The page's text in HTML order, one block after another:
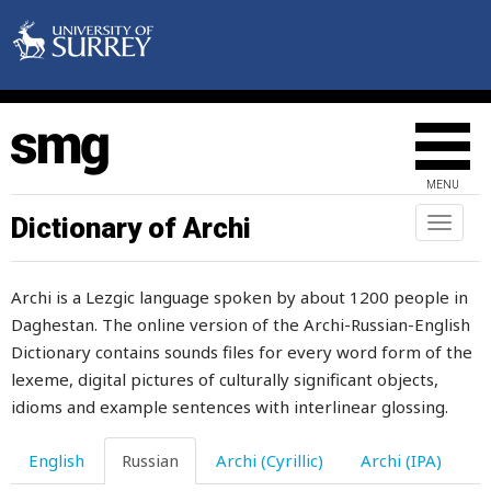
MENU
Toggle
Dictionary of Archi
Archi is a Lezgic language spoken by about 1200 people in
Daghestan. The online version of the Archi-Russian-English
Dictionary contains sounds files for every word form of the
lexeme, digital pictures of culturally significant objects,
idioms and example sentences with interlinear glossing.
English Russian Archi (Cyrillic) Archi (IPA)
седло
секретно
секретный
секущийся
селезенка
селение